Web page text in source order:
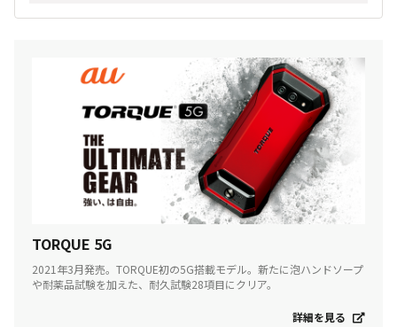
TORQUE 5G
2021年3月発売。TORQUE初の5G搭載モデル。新たに泡ハンドソープ
や耐薬品試験を加えた、耐久試験28項目にクリア。
詳細を見る